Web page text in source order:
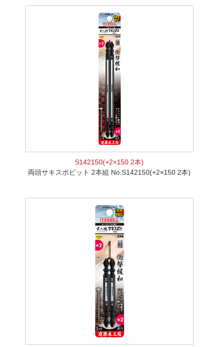
S142150(+2×150 2本)
両頭サキスボビット 2本組 No.S142150(+2×150 2本)